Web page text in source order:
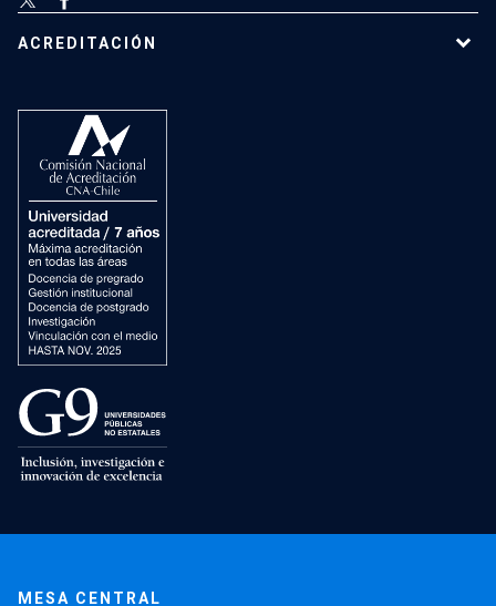
ACREDITACIÓN
MESA CENTRAL